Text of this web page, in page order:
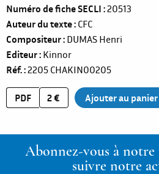
Numéro de fiche SECLI 20513
Auteur du texte CFC
Compositeur DUMAS Henri
Editeur Kinnor
Réf. 2205 CHAKIN00205
PDF 2 €
Abonnez-vous à
suivre notre